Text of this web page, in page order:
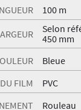
100 m
Selon
450 mm
Bleue
FILM
PVC
Rouleau